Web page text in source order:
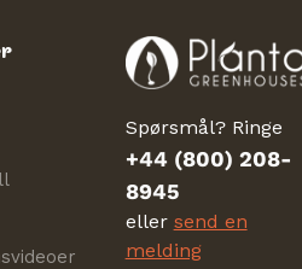
Spørsmål? Ringe
+44 (800) 208-
8945
eller send en
melding